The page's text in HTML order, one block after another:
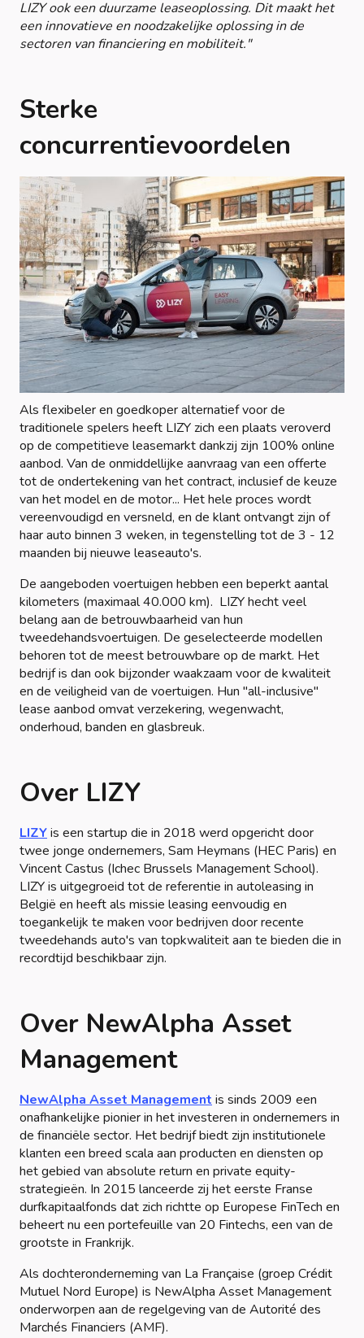
LIZY ook een duurzame leaseoplossing. Dit maakt het
een innovatieve en noodzakelijke oplossing in de
sectoren van financiering en mobiliteit."
Sterke
concurrentievoordelen
Als flexibeler en goedkoper alternatief voor de
traditionele spelers heeft LIZY zich een plaats veroverd
op de competitieve leasemarkt dankzij zijn 100% online
aanbod. Van de onmiddellijke aanvraag van een offerte
tot de ondertekening van het contract, inclusief de keuze
van het model en de motor... Het hele proces wordt
vereenvoudigd en versneld, en de klant ontvangt zijn of
haar auto binnen 3 weken, in tegenstelling tot de 3 - 12
maanden bij nieuwe leaseauto's.
De aangeboden voertuigen hebben een beperkt aantal
kilometers (maximaal 40.000 km). LIZY hecht veel
belang aan de betrouwbaarheid van hun
tweedehandsvoertuigen. De geselecteerde modellen
behoren tot de meest betrouwbare op de markt. Het
bedrijf is dan ook bijzonder waakzaam voor de kwaliteit
en de veiligheid van de voertuigen. Hun "all-inclusive"
lease aanbod omvat verzekering, wegenwacht,
onderhoud, banden en glasbreuk.
Over LIZY
LIZYis een startup die in 2018 werd opgericht door
twee jonge ondernemers, Sam Heymans (HEC Paris) en
Vincent Castus (Ichec Brussels Management School).
LIZY is uitgegroeid tot de referentie in autoleasing in
België en heeft als missie leasing eenvoudig en
toegankelijk te maken voor bedrijven door recente
tweedehands auto's van topkwaliteit aan te bieden die in
recordtijd beschikbaar zijn.
Over NewAlpha Asset
Management
NewAlpha Asset Management is sinds 2009 een
onafhankelijke pionier in het investeren in ondernemers in
de financiële sector. Het bedrijf biedt zijn institutionele
klanten een breed scala aan producten en diensten op
het gebied van absolute return en private equity-
strategieën. In 2015 lanceerde zij het eerste Franse
durfkapitaalfonds dat zich richtte op Europese FinTech en
beheert nu een portefeuille van 20 Fintechs, een van de
grootste in Frankrijk.
Als dochteronderneming van La Française (groep Crédit
Mutuel Nord Europe) is NewAlpha Asset Management
onderworpen aan de regelgeving van de Autorité des
Marchés Financiers (AMF).